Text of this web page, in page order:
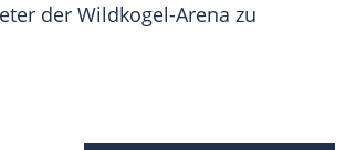
der Wildkogel-Arena zu